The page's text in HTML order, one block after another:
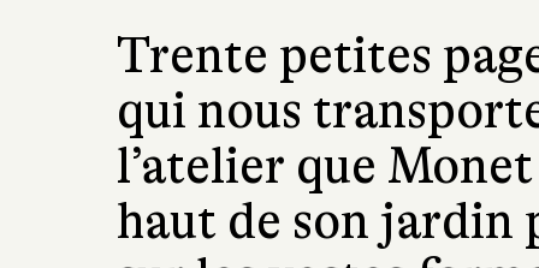
Trente petites
qui nous
l’atelier que
haut de son